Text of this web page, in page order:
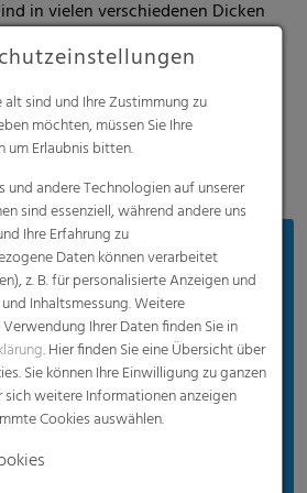
in vielen verschiedenen Dicken
als auch in weißer Qualität
RKW papierähnliche Etiketten
für unterschiedlichste
und Opazität
alt sind und Ihre Zustimmung zu
möchten, müssen Sie Ihre
um Erlaubnis bitten.
und andere Technologien auf unserer
sind essenziell, während andere uns
Ihre Erfahrung zu
Daten können verarbeitet
z. B. für personalisierte Anzeigen und
Inhaltsmessung. Weitere
Ihrer Daten finden Sie in
. Hier finden Sie eine Übersicht über
Sie können Ihre Einwilligung zu ganzen
weitere Informationen anzeigen
Cookies auswählen.